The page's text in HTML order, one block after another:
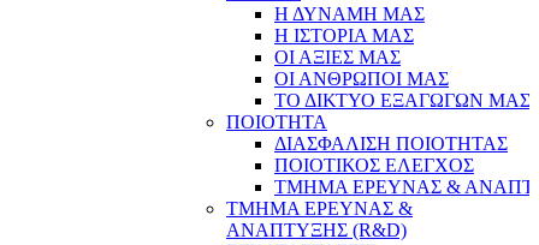
Η ΔΥΝΑΜΗ ΜΑΣ
Η ΙΣΤΟΡΙΑ ΜΑΣ
ΟΙ ΑΞΙΕΣ ΜΑΣ
ΟΙ ΑΝΘΡΩΠΟΙ ΜΑΣ
ΤΟ ΔΙΚΤΥΟ ΕΞΑΓΩΓΩΝ ΜΑΣ
ΠΟΙΟΤΗΤΑ
ΔΙΑΣΦΑΛΙΣΗ ΠΟΙΟΤΗΤΑΣ
ΠΟΙΟΤΙΚΟΣ ΕΛΕΓΧΟΣ
ΤΜΗΜΑ ΕΡΕΥΝΑΣ &
ΤΜΗΜΑ ΕΡΕΥΝΑΣ &
ΑΝΑΠΤΥΞΗΣ (R&D)